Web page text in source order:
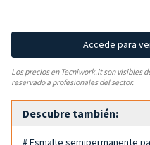
Accede para
Los precios en Tecniwork.it son visibles
reservado a profesionales del sector.
Descubre también:
# Esmalte semipermanente